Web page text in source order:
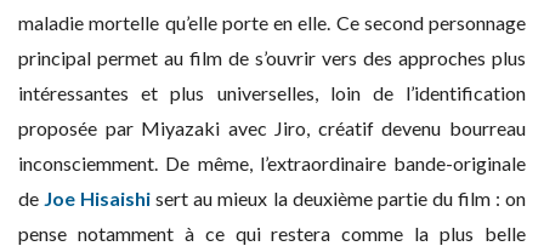
maladie mortelle qu’elle porte en elle. Ce second personnage
principal permet au film de s’ouvrir vers des approches plus
intéressantes et plus universelles, loin de l’identification
proposée par Miyazaki avec Jiro, créatif devenu bourreau
inconsciemment. De même, l’extraordinaire bande-originale
de Joe Hisaishi sert au mieux la deuxième partie du film : on
pense notamment à ce qui restera comme la plus belle